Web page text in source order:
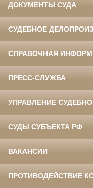
ДОКУМЕНТЫ СУДА
СУДЕБНОЕ
СПРАВОЧНАЯ
ПРЕСС-СЛУЖБА
УПРАВЛЕНИЕ
СУДЫ СУБЪЕКТА РФ
ВАКАНСИИ
ПРОТИВОДЕЙСТВИЕ